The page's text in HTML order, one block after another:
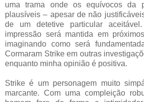
uma trama onde os equívocos da
plausíveis – apesar de não
de um detetive particular
impressão será mantida em
imaginando como será
Cormaram Strike em outras
enquanto minha opinião é positiva.
Strike é um personagem muito
marcante. Com uma compleição